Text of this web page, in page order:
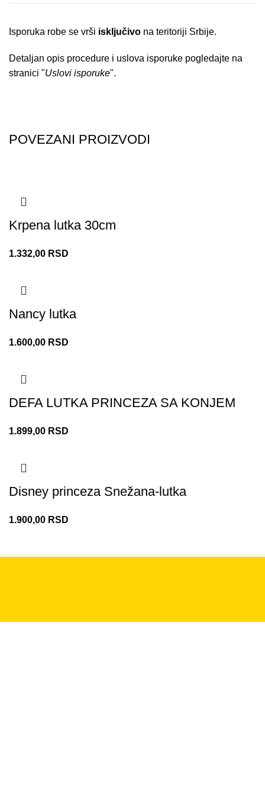
Isporuka robe se vrši isključivo na teritoriji Srbije.
Detaljan opis procedure i uslova isporuke pogledajte na
stranici "Uslovi isporuke".
POVEZANI PROIZVODI
Krpena lutka 30cm
1.332,00 RSD
Nancy lutka
1.600,00 RSD
DEFA LUTKA PRINCEZA SA KONJEM
1.899,00 RSD
Disney princeza Snežana-lutka
1.900,00 RSD